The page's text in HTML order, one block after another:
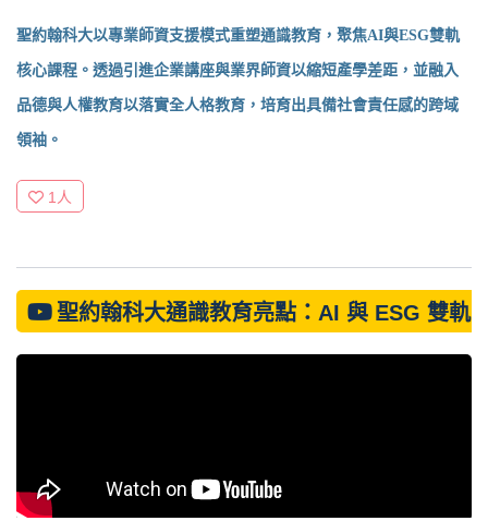
聖約翰科大以專業師資支援模式重塑通識教育，聚焦AI與ESG雙軌
核心課程。透過引進企業講座與業界師資以縮短產學差距，並融入
品德與人權教育以落實全人格教育，培育出具備社會責任感的跨域
領袖。
1 人
聖約翰科大通識教育亮點：AI 與 ESG 雙軌